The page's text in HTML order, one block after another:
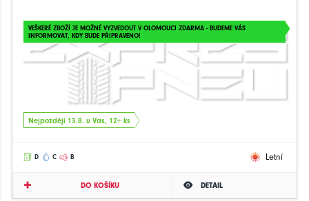
VEŠKERÉ ZBOŽÍ JE MOŽNÉ VYZVEDOUT V OLOMOUCI ZDARMA - BUDEME VÁS
INFORMOVAT, KDY BUDE PŘIPRAVENO!
Nejpozději 13.8. u Vás, 12+ ks
D C B Letní
DO KOŠÍKU DETAIL